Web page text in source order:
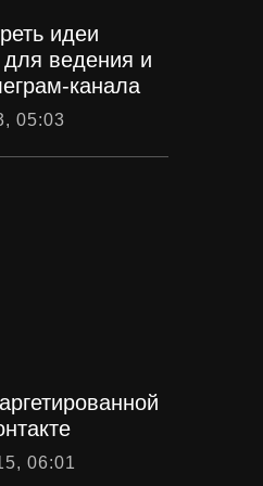
05:03
идеи
для ведения и
канала
06:01